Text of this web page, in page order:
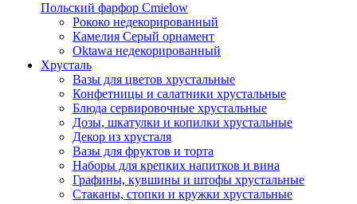
Польский фарфор Сmielow
Рококо недекорированный
Камелия Серый орнамент
Oktawa недекорированный
Хрусталь
Вазы для цветов хрустальные
Конфетницы и салатники хрустальные
Блюда сервировочные хрустальные
Дозы, шкатулки и копилки хрустальные
Декор из хрусталя
Вазы для фруктов и торта
Наборы для крепких напитков и вина
Графины, кувшины и штофы хрустальные
Стаканы, стопки и кружки хрустальные